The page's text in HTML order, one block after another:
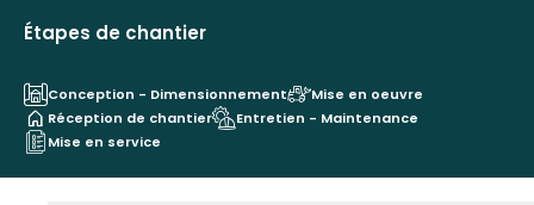
Étapes de chantier
Conception - Dimensionnement
Mise en oeuvre
Réception de chantier
Entretien - Maintenance
Mise en service